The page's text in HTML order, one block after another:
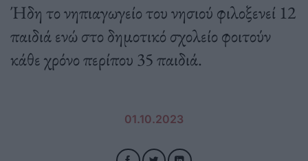
Ήδη το νηπιαγωγείο του νησιού φιλοξενεί 12
παιδιά ενώ στο δημοτικό σχολείο φοιτούν
κάθε χρόνο περίπου 35 παιδιά.
01.10.2023